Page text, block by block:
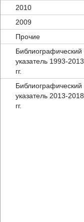
2010
2009
Прочие
Библиографический
указатель 1993-2013
гг.
Библиографический
указатель 2013-2018
гг.